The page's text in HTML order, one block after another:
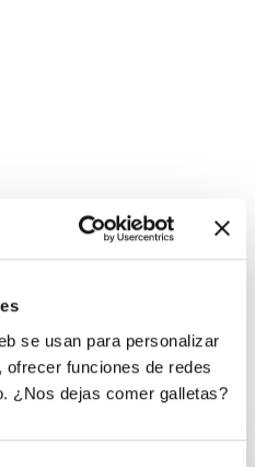
se usan para personalizar
funciones de redes
¿Nos dejas comer galletas?
nada por
del empresario?